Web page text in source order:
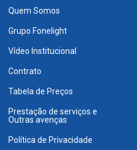
Quem Somos
Grupo Fonelight
Vídeo Institucional
Contrato
Tabela de Preços
Prestação de serviços e
Outras avenças
Política de Privacidade